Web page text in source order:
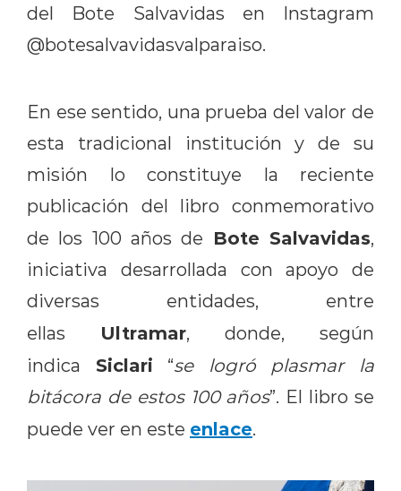
del Bote Salvavidas en Instagram
@botesalvavidasvalparaiso.
En ese sentido, una prueba del valor de
esta tradicional institución y de su
misión lo constituye la reciente
publicación del libro conmemorativo
de los 100 años de Bote Salvavidas,
iniciativa desarrollada con apoyo de
diversas entidades, entre
ellas Ultramar, donde, según
indica Siclari “se logró plasmar la
bitácora de estos 100 años”. El libro se
puede ver en este enlace.